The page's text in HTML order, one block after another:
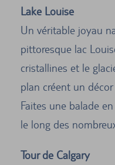
Lake Louise
Un véritable joyau
pittoresque lac
cristallines et le
plan créent un
Faites une balade
le long des
Tour de Calgary